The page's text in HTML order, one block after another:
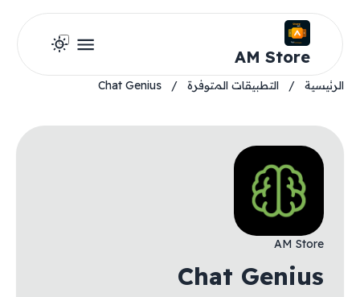
AM Store
الرئيسية / التطبيقات المتوفرة /
Chat Genius
AM Store
Chat Genius